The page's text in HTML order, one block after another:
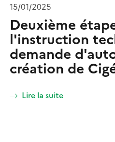
15/01/2025
Deuxième
l'instruction
demande
création de
Lire la suite